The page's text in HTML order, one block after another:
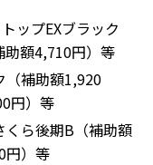
ップEXブラック
助額4,710円）等
（補助額1,920
円）等
くら後期B（補助額
円）等